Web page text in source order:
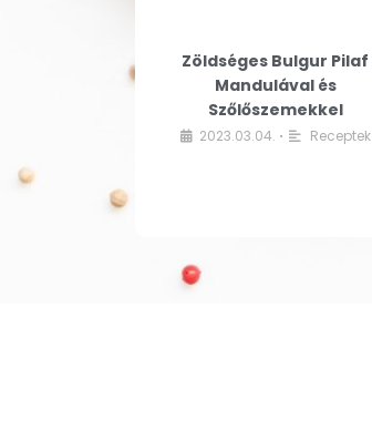
Zöldséges Bulgur Pilaf
Mandulával és
Szőlőszemekkel
2023.03.04. • Receptek